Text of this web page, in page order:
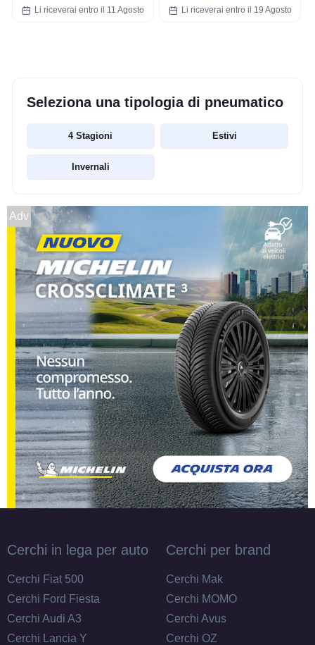
Li riceverai entro il 11 Agosto Li riceverai entro il 19 Agosto
Seleziona una tipologia di pneumatico
4 Stagioni Estivi
Invernali
Adv
Cerchi in lega per auto
Cerchi Fiat 500
Cerchi Ford Fiesta
Cerchi Audi A3
Cerchi Lancia Y
Cerchi per brand
Cerchi Mak
Cerchi MOMO
Cerchi Avus
Cerchi OZ